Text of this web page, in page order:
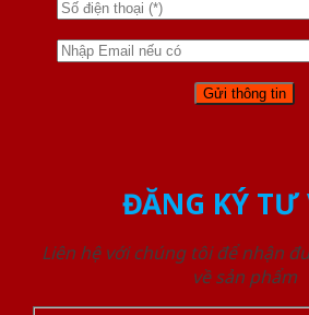
ĐĂNG KÝ TƯ
Liên hệ với chúng tôi để nhận
về sản phẩm